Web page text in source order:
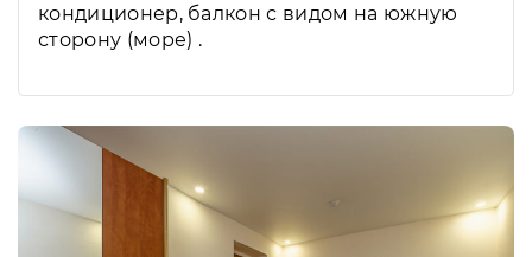
кондиционер, балкон с видом на южную
сторону (море) .